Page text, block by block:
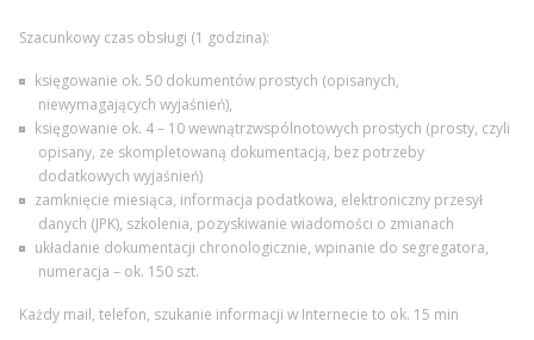
Szacunkowy czas obsługi (1 godzina):
księgowanie ok. 50 dokumentów prostych (opisanych,
niewymagających wyjaśnień),
księgowanie ok. 4 – 10 wewnątrzwspólnotowych prostych (prosty, czyli
opisany, ze skompletowaną dokumentacją, bez potrzeby
dodatkowych wyjaśnień)
zamknięcie miesiąca, informacja podatkowa, elektroniczny przesył
danych (JPK), szkolenia, pozyskiwanie wiadomości o zmianach
układanie dokumentacji chronologicznie, wpinanie do segregatora,
numeracja – ok. 150 szt.
Każdy mail, telefon, szukanie informacji w Internecie to ok. 15 min